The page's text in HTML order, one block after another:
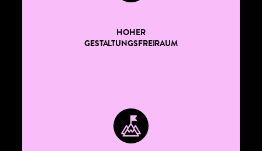
HOHER
GESTALTUNGSFREIRAUM